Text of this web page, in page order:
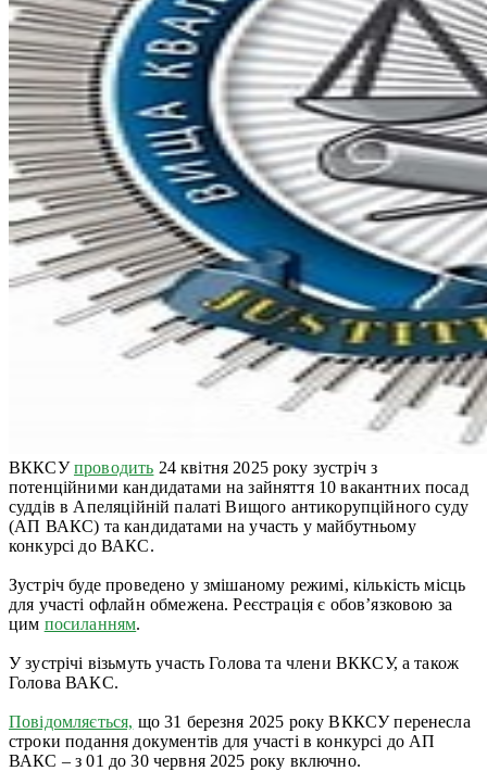
ВККСУпроводить 24 квітня 2025 року зустріч з
потенційними кандидатами на зайняття 10 вакантних посад
суддів в Апеляційній палаті Вищого антикорупційного суду
(АП ВАКС) та кандидатами на участь у майбутньому
конкурсі до ВАКС.
Зустріч буде проведено у змішаному режимі, кількість місць
для участі офлайн обмежена. Реєстрація є обов’язковою за
цим посиланням.
У зустрічі візьмуть участь Голова та члени ВККСУ, а також
Голова ВАКС.
Повідомляється, що 31 березня 2025 року ВККСУ перенесла
строки подання документів для участі в конкурсі до АП
ВАКС – з 01 до 30 червня 2025 року включно.